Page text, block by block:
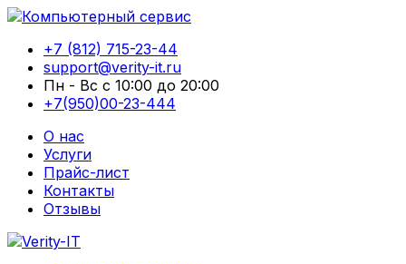
+7 (812) 715-23-44
support@verity-it.ru
Пн - Вс с 10:00 до 20:00
+7(950)00-23-444
О нас
Услуги
Прайс-лист
Контакты
Отзывы